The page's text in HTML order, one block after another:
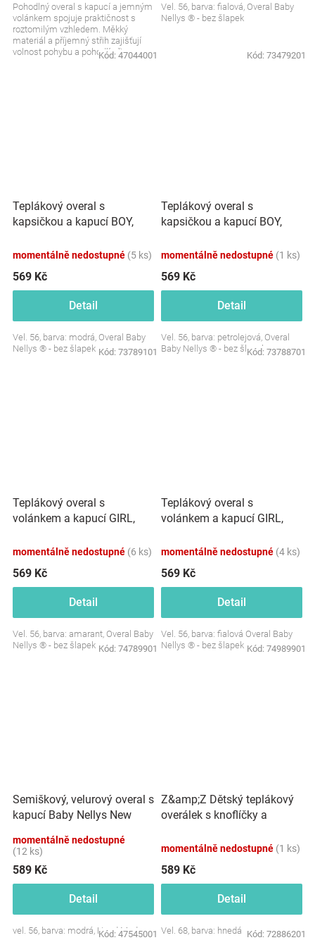
Pohodlný overal s kapucí a jemným
volánkem spojuje praktičnost s
roztomilým vzhledem. Měkký
materiál a příjemný střih zajišťují
volnost pohybu a pohodlí při
Kód: 47044001
Vel. 56, barva: fialová, Overal Baby
Nellys ® - bez šlapek
Kód: 73479201
Teplákový overal s
kapsičkou a kapucí BOY,
momentálně nedostupné (5 ks)
569 Kč
Detail
Vel. 56, barva: modrá, Overal Baby
Nellys ® - bez šlapek Kód: 73789101
Teplákový overal s
kapsičkou a kapucí BOY,
momentálně nedostupné (1 ks)
569 Kč
Detail
Vel. 56, barva: petrolejová, Overal
Baby Nellys ® - bez šlapek
Kód: 73788701
Teplákový overal s
volánkem a kapucí GIRL,
momentálně nedostupné (6 ks)
569 Kč
Detail
Vel. 56, barva: amarant, Overal Baby
Nellys ® - bez šlapek Kód: 74789901
Teplákový overal s
volánkem a kapucí GIRL,
momentálně nedostupné (4 ks)
569 Kč
Detail
Vel. 56, barva: fialová Overal Baby
Nellys ® - bez šlapek Kód: 74989901
Semiškový, velurový overal s
kapucí Baby Nellys New
momentálně nedostupné
(12 ks)
589 Kč
Detail
vel. 56, barva: modrá, Hand Made
Kód: 47545001
Z&amp;Z Dětský teplákový
overálek s knoflíčky a
momentálně nedostupné (1 ks)
589 Kč
Detail
Vel. 68, barva: hnedá Kód: 72886201